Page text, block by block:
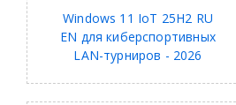
Windows 11 IoT 25H2 RU
EN для киберспортивных
LAN-турниров - 2026